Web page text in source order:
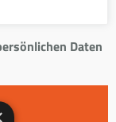
Daten